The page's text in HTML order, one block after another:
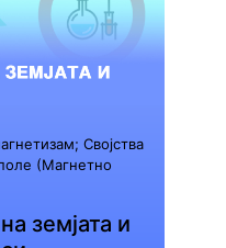
Својства
(Магнетно
земјата и